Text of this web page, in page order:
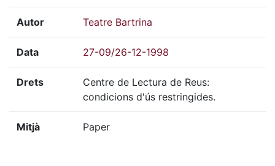
Autor Teatre Bartrina
Data 27-09/26-12-1998
Drets
Centre de Lectura de Reus:
condicions d'ús restringides.
Mitjà Paper